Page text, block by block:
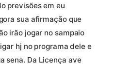
previsões em eu
sua afirmação que
irão jogar no sampaio
hj no programa dele e
sena. Da Licença ave